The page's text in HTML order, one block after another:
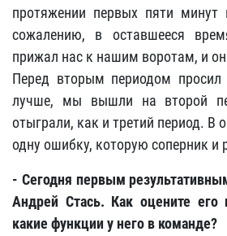
протяжении первых пяти минут
сожалению, в оставшееся
прижал нас к нашим воротам, и
Перед вторым периодом
лучше, мы вышли на второй
отыграли, как и третий период. В
одну ошибку, которую соперник и
- Сегодня первым
Андрей Стась. Как оцените его
какие функции у него в команде?